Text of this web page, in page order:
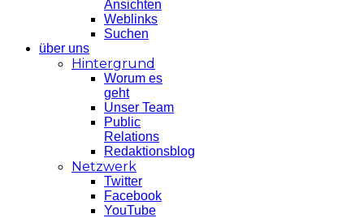
Ansichten
Weblinks
Suchen
über uns
Hintergrund
Worum es
geht
Unser Team
Public
Relations
Redaktionsblog
Netzwerk
Twitter
Facebook
YouTube